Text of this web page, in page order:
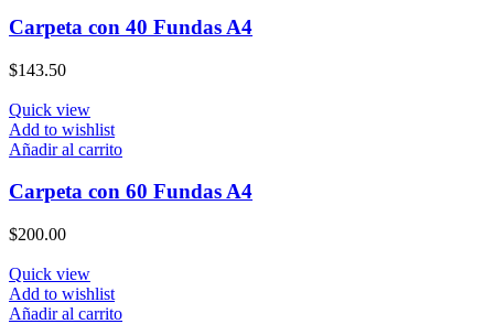
Carpeta con 40 Fundas A4
$143.50
Quick view
Add to wishlist
Añadir al carrito
Carpeta con 60 Fundas A4
$200.00
Quick view
Add to wishlist
Añadir al carrito